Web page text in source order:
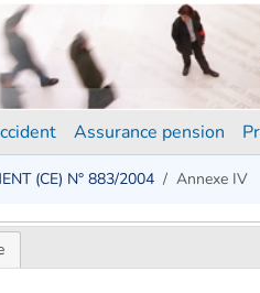
Assurance pension
(CE) N° 883/2004 Annexe IV